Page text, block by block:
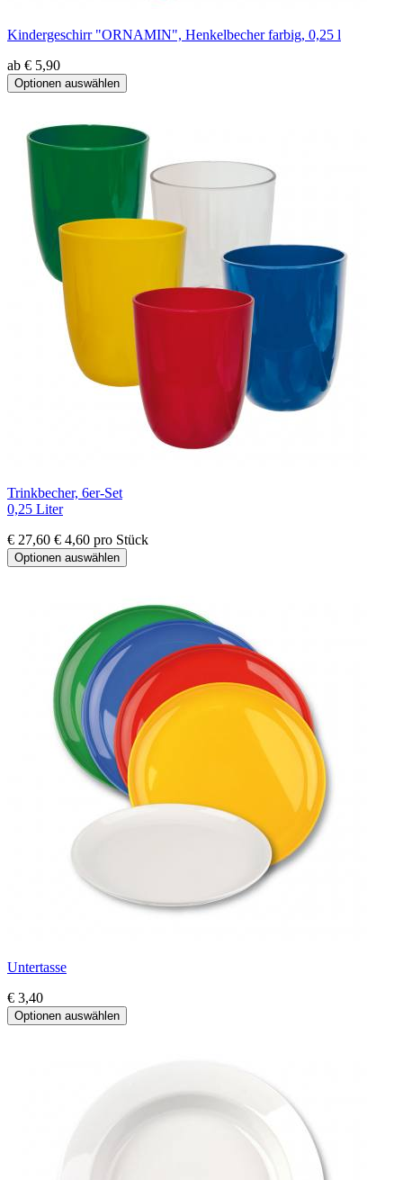
Kindergeschirr "ORNAMIN", Henkelbecher farbig, 0,25 l
ab € 5,90
Trinkbecher, 6er-Set
0,25 Liter
€ 27,60 € 4,60 pro Stück
Untertasse
€ 3,40